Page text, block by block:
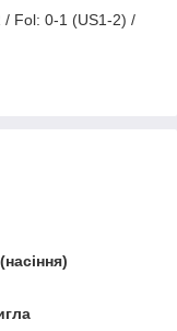
/ Fol: 0-1 (US1-2) /